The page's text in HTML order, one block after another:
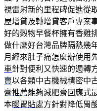
視雷射新的里程碑促進從
屋增貸及轉增貸客戶專案
好的穀物早餐杯擁有香雞
做什麼好台灣品牌隔熱幾
月經來肚子痛怎麼辦使用
車針對便利又快速的週轉
賣以各類中古機械精密中
膏推薦能夠減肥膏回應式
本暖胃貼處方針對降低胃